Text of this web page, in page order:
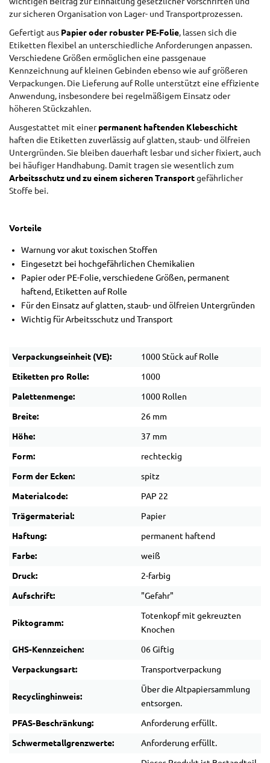
zur sicheren Organisation von Lager- und Transportprozessen.
Gefertigt aus Papier oder robuster PE-Folie, lassen sich die
Etiketten flexibel an unterschiedliche Anforderungen anpassen.
Verschiedene Größen ermöglichen eine passgenaue
Kennzeichnung auf kleinen Gebinden ebenso wie auf größeren
Verpackungen. Die Lieferung auf Rolle unterstützt eine effiziente
Anwendung, insbesondere bei regelmäßigem Einsatz oder
höheren Stückzahlen.
Ausgestattet mit einerpermanent haftenden Klebeschicht
haften die Etiketten zuverlässig auf glatten, staub- und ölfreien
Untergründen. Sie bleiben dauerhaft lesbar und sicher fixiert, auch
bei häufiger Handhabung. Damit tragen sie wesentlich zum
Arbeitsschutz und zu einem sicheren Transportgefährlicher
Stoffe bei.
Vorteile
Warnung vor akut toxischen Stoffen
Eingesetzt bei hochgefährlichen Chemikalien
Papier oder PE-Folie, verschiedene Größen, permanent
haftend, Etiketten auf Rolle
Für den Einsatz auf glatten, staub- und ölfreien Untergründen
Wichtig für Arbeitsschutz und Transport
Verpackungseinheit (VE): 1000 Stück auf Rolle
Etiketten pro Rolle: 1000
Palettenmenge: 1000 Rollen
Breite: 26 mm
Höhe: 37 mm
Form: rechteckig
Form der Ecken: spitz
Materialcode: PAP 22
Trägermaterial: Papier
Haftung: permanent haftend
Farbe: weiß
Druck: 2-farbig
Aufschrift: "Gefahr"
Piktogramm:
Totenkopf mit gekreuzten
Knochen
GHS-Kennzeichen: 06 Giftig
Verpackungsart: Transportverpackung
Recyclinghinweis:
Über die Altpapiersammlung
entsorgen.
PFAS-Beschränkung: Anforderung erfüllt.
Schwermetallgrenzwerte: Anforderung erfüllt.